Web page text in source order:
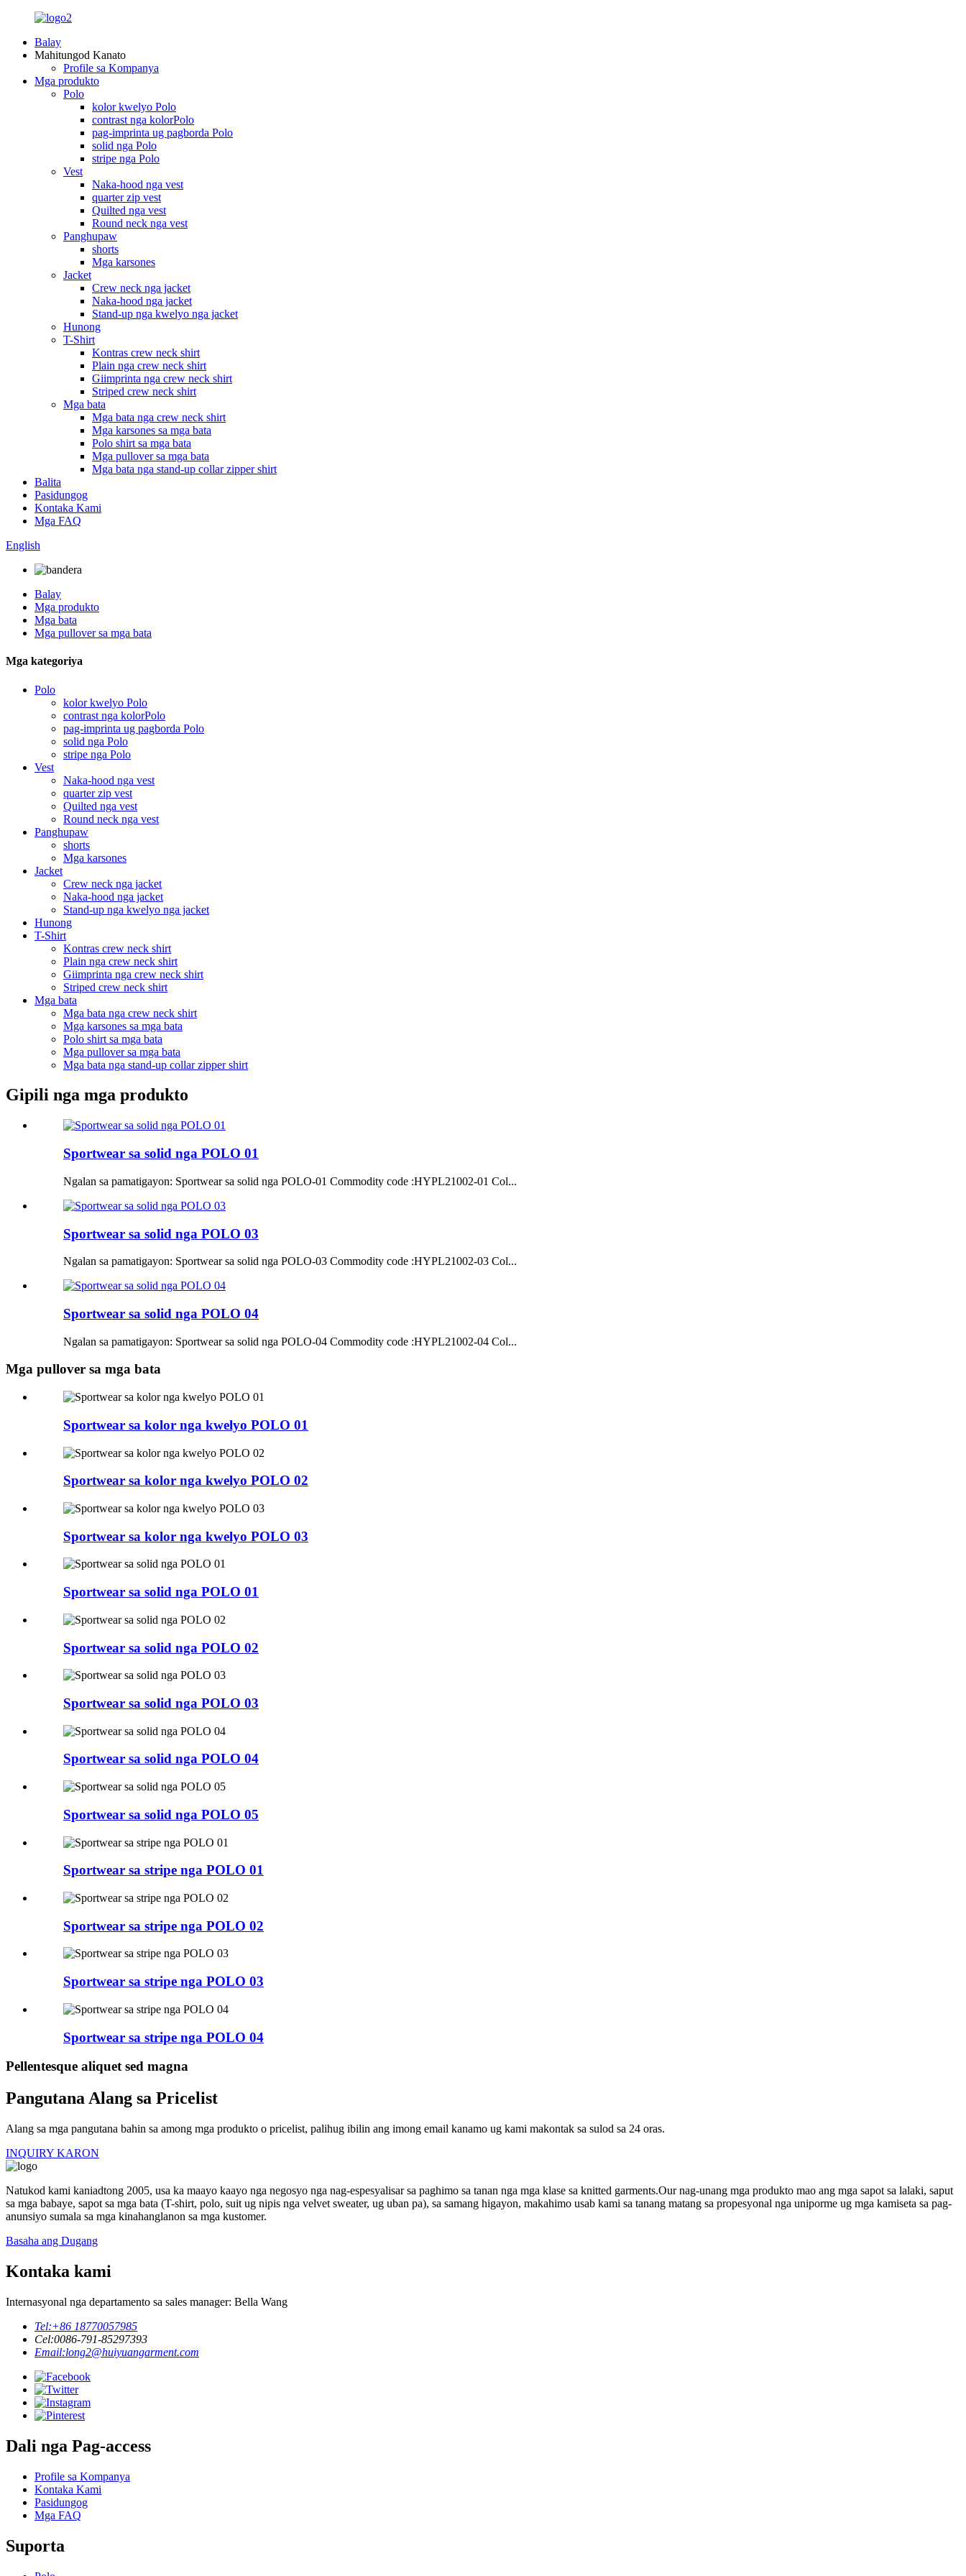
Balay
Mahitungod Kanato
Profile sa Kompanya
Mga produkto
Polo
kolor kwelyo Polo
contrast nga kolorPolo
pag-imprinta ug pagborda Polo
solid nga Polo
stripe nga Polo
Vest
Naka-hood nga vest
quarter zip vest
Quilted nga vest
Round neck nga vest
Panghupaw
shorts
Mga karsones
Jacket
Crew neck nga jacket
Naka-hood nga jacket
Stand-up nga kwelyo nga jacket
Hunong
T-Shirt
Kontras crew neck shirt
Plain nga crew neck shirt
Giimprinta nga crew neck shirt
Striped crew neck shirt
Mga bata
Mga bata nga crew neck shirt
Mga karsones sa mga bata
Polo shirt sa mga bata
Mga pullover sa mga bata
Mga bata nga stand-up collar zipper shirt
Balita
Pasidungog
Kontaka Kami
Mga FAQ
English
Balay
Mga produkto
Mga bata
Mga pullover sa mga bata
Mga kategoriya
Polo
kolor kwelyo Polo
contrast nga kolorPolo
pag-imprinta ug pagborda Polo
solid nga Polo
stripe nga Polo
Vest
Naka-hood nga vest
quarter zip vest
Quilted nga vest
Round neck nga vest
Panghupaw
shorts
Mga karsones
Jacket
Crew neck nga jacket
Naka-hood nga jacket
Stand-up nga kwelyo nga jacket
Hunong
T-Shirt
Kontras crew neck shirt
Plain nga crew neck shirt
Giimprinta nga crew neck shirt
Striped crew neck shirt
Mga bata
Mga bata nga crew neck shirt
Mga karsones sa mga bata
Polo shirt sa mga bata
Mga pullover sa mga bata
Mga bata nga stand-up collar zipper shirt
Gipili nga mga produkto
Sportwear sa solid nga POLO 01
Ngalan sa pamatigayon: Sportwear sa solid nga POLO-01 Commodity code :HYPL21002-01 Col...
Sportwear sa solid nga POLO 03
Ngalan sa pamatigayon: Sportwear sa solid nga POLO-03 Commodity code :HYPL21002-03 Col...
Sportwear sa solid nga POLO 04
Ngalan sa pamatigayon: Sportwear sa solid nga POLO-04 Commodity code :HYPL21002-04 Col...
Mga pullover sa mga bata
Sportwear sa kolor nga kwelyo POLO 01
Sportwear sa kolor nga kwelyo POLO 02
Sportwear sa kolor nga kwelyo POLO 03
Sportwear sa solid nga POLO 01
Sportwear sa solid nga POLO 02
Sportwear sa solid nga POLO 03
Sportwear sa solid nga POLO 04
Sportwear sa solid nga POLO 05
Sportwear sa stripe nga POLO 01
Sportwear sa stripe nga POLO 02
Sportwear sa stripe nga POLO 03
Sportwear sa stripe nga POLO 04
Pellentesque aliquet sed magna
Pangutana Alang sa Pricelist
Alang sa mga pangutana bahin sa among mga produkto o pricelist, palihug ibilin ang imong email kanamo ug kami makontak sa sulod sa 24 oras.
INQUIRY KARON
Natukod kami kaniadtong 2005, usa ka maayo kaayo nga negosyo nga nag-espesyalisar sa paghimo sa tanan nga mga klase sa knitted garments.Our nag-unang mga produkto mao ang mga sapot sa lalaki, saput
sa mga babaye, sapot sa mga bata (T-shirt, polo, suit ug nipis nga velvet sweater, ug uban pa), sa samang higayon, makahimo usab kami sa tanang matang sa propesyonal nga uniporme ug mga kamiseta sa pag-
anunsiyo sumala sa mga kinahanglanon sa mga kustomer.
Basaha ang Dugang
Kontaka kami
Internasyonal nga departamento sa sales manager: Bella Wang
Tel:+86 18770057985
Cel:0086-791-85297393
Email:long2@huiyuangarment.com
Dali nga Pag-access
Profile sa Kompanya
Kontaka Kami
Pasidungog
Mga FAQ
Suporta